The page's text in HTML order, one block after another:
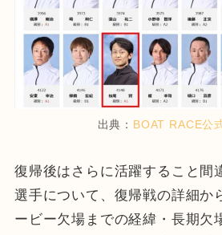
出典： BOAT RACE公
復帰後はさらに活躍すること間
選手について、復帰戦の詳細か
ービー欠場までの経緯・長期欠